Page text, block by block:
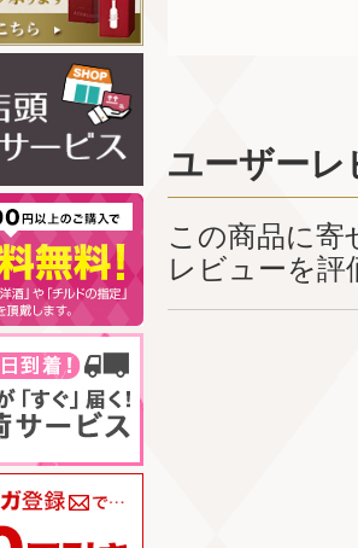
ユーザーレ
この商品に
レビューを評